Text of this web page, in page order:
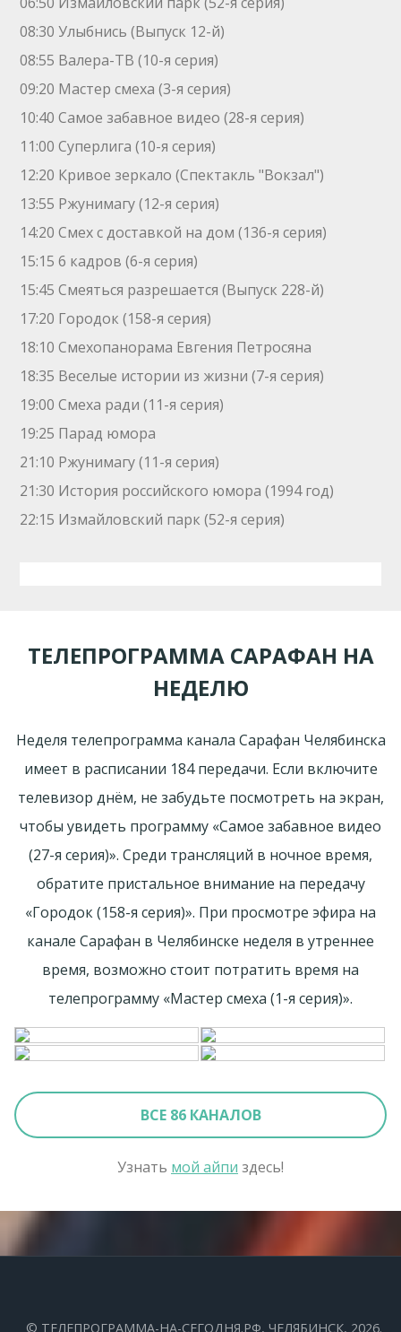
08:30 Улыбнись (Выпуск 12-й)
08:55 Валера-ТВ (10-я серия)
09:20 Мастер смеха (3-я серия)
10:40 Самое забавное видео (28-я серия)
11:00 Суперлига (10-я серия)
12:20 Кривое зеркало (Спектакль "Вокзал")
13:55 Ржунимагу (12-я серия)
14:20 Смех с доставкой на дом (136-я серия)
15:15 6 кадров (6-я серия)
15:45 Смеяться разрешается (Выпуск 228-й)
17:20 Городок (158-я серия)
18:10 Смехопанорама Евгения Петросяна
18:35 Веселые истории из жизни (7-я серия)
19:00 Смеха ради (11-я серия)
19:25 Парад юмора
21:10 Ржунимагу (11-я серия)
21:30 История российского юмора (1994 год)
22:15 Измайловский парк (52-я серия)
ТЕЛЕПРОГРАММА САРАФАН НА
НЕДЕЛЮ
Неделя телепрограмма канала Сарафан Челябинска
имеет в расписании 184 передачи. Если включите
телевизор днём, не забудьте посмотреть на экран,
чтобы увидеть программу «Самое забавное видео
(27-я серия)». Среди трансляций в ночное время,
обратите пристальное внимание на передачу
«Городок (158-я серия)». При просмотре эфира на
канале Сарафан в Челябинске неделя в утреннее
время, возможно стоит потратить время на
телепрограмму «Мастер смеха (1-я серия)».
ВСЕ 86 КАНАЛОВ
Узнать мой айпи здесь!
© ТЕЛЕПРОГРАММА-НА-СЕГОДНЯ.РФ, ЧЕЛЯБИНСК, 2026.